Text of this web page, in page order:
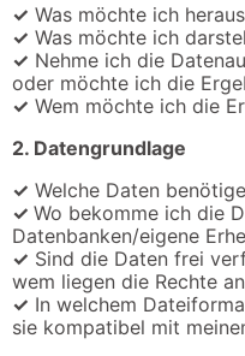
✓ Was möchte ich
✓ Was möchte ich
✓ Nehme ich die
oder möchte ich die
✓ Wem möchte ich die
2. Datengrundlage
✓ Welche Daten
✓ Wo bekomme ich die
Datenbanken/eigene
✓ Sind die Daten frei
wem liegen die Rechte
✓ In welchem
sie kompatibel mit